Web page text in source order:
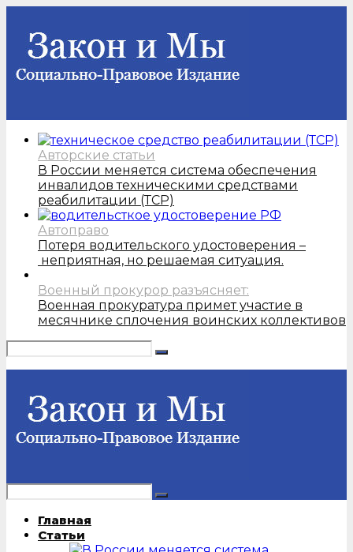
Авторские статьи
В России меняется система обеспечения
инвалидов техническими средствами
реабилитации (ТСР)
Автоправо
Потеря водительского удостоверения –
неприятная, но решаемая ситуация.
Военный прокурор разъясняет:
Военная прокуратура примет участие в
месячнике сплочения воинских коллективов
Главная
Статьи